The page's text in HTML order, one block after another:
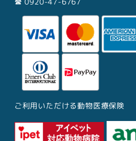
ご利用いただける動物医療保険